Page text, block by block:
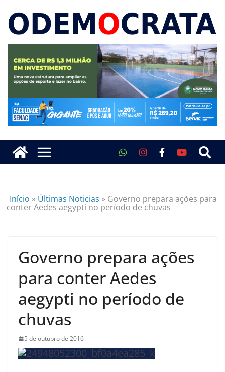
Início » Últimas Noticias » Governo prepara ações para
conter Aedes aegypti no período de chuvas
Governo prepara ações
para conter Aedes
aegypti no período de
chuvas
5 de outubro de 2016